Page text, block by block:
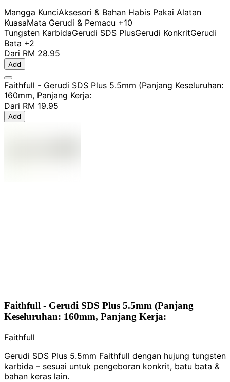
Mangga KunciAksesori & Bahan Habis Pakai Alatan
KuasaMata Gerudi & Pemacu +10
Tungsten KarbidaGerudi SDS PlusGerudi KonkritGerudi
Bata +2
Dari RM 28.95
Add
Faithfull - Gerudi SDS Plus 5.5mm (Panjang Keseluruhan:
160mm, Panjang Kerja:
Dari RM 19.95
Add
Faithfull - Gerudi SDS Plus 5.5mm (Panjang
Keseluruhan: 160mm, Panjang Kerja:
Faithfull
Gerudi SDS Plus 5.5mm Faithfull dengan hujung tungsten
karbida – sesuai untuk pengeboran konkrit, batu bata &
bahan keras lain.